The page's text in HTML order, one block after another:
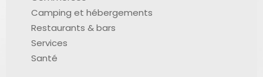
Camping et hébergements
Restaurants & bars
Services
Santé